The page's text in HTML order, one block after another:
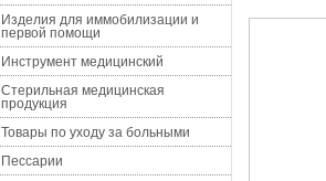
Изделия для иммобилизации и
первой помощи
Инструмент медицинский
Стерильная медицинская
продукция
Товары по уходу за больными
Пессарии